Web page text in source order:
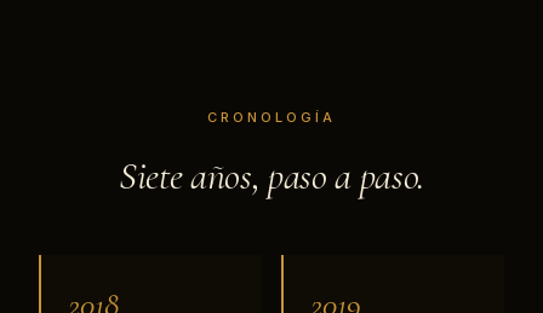
CRONOLOGÍA
Siete años, paso a paso.
2018 2019